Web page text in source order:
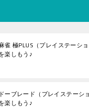
雀 極PLUS（プレイステーシ
楽しもう♪
ーブレード（プレイステーシ
楽しもう♪